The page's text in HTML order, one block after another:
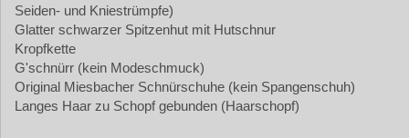
Seiden- und Kniestrümpfe)
Glatter schwarzer Spitzenhut mit Hutschnur
Kropfkette
G'schnürr (kein Modeschmuck)
Original Miesbacher Schnürschuhe (kein Spangenschuh)
Langes Haar zu Schopf gebunden (Haarschopf)